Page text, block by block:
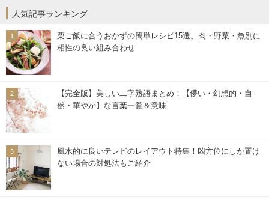
人気記事ランキング
栗ご飯に合うおかずの簡単レシピ15選。肉・野菜・魚別に
相性の良い組み合わせ
【完全版】美しい二字熟語まとめ！【儚い・幻想的・自
然・華やか】な言葉一覧＆意味
風水的に良いテレビのレイアウト特集！凶方位にしか置け
ない場合の対処法もご紹介